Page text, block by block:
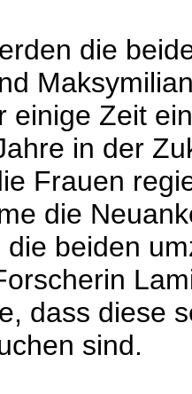
die
einige Zeit
in der
Frauen
die
beiden
dass diese
sind.